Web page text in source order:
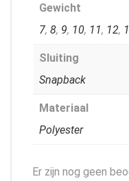
Gewicht
7, 8, 9, 10, 11, 12,
Sluiting
Snapback
Materiaal
Polyester
Er zijn nog geen